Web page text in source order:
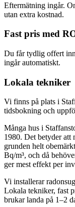
Eftermätning ingår.
utan extra kostnad.
Fast pris med
Du får tydlig offert
ingår automatiskt.
Lokala tekniker
Vi finns på plats i
tidsbokning och
Många hus i
1980. Det betyder att
grunden helt
Bq/m³, och då
ger mest effekt per
Vi installerar
Lokala tekniker, fast
brukar landa på 1–2